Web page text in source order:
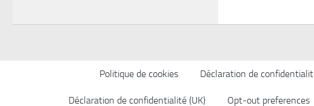
Politique de cookies Déclaration de
Déclaration de confidentialité (UK) Opt-out preferences